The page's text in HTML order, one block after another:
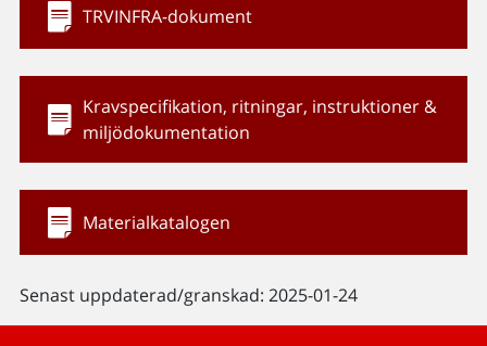
TRVINFRA-dokument
Kravspecifikation, ritningar, instruktioner &
miljödokumentation
Materialkatalogen
Senast uppdaterad/granskad: 2025-01-24